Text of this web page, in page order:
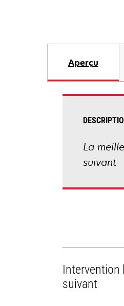
Aperçu
La
suivant
Intervention
suivant